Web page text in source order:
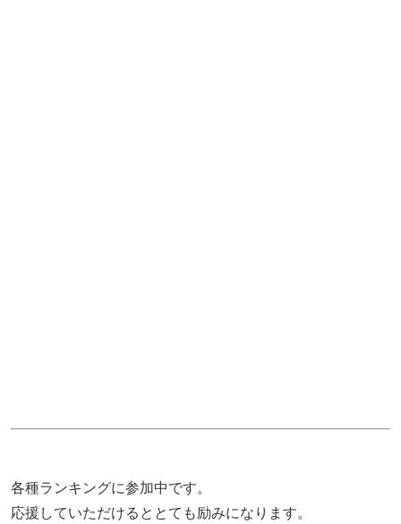
各種ランキングに参加中です。
応援していただけるととても励みになります。